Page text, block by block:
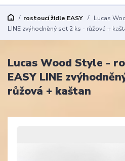
rostoucí židle EASY
Lucas
LINE zvýhodněný set 2 ks - růžová +
Lucas Wood Style -
EASY LINE
růžová + kaštan